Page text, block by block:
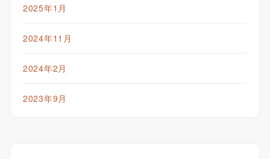
2025年1月
2024年11月
2024年2月
2023年9月